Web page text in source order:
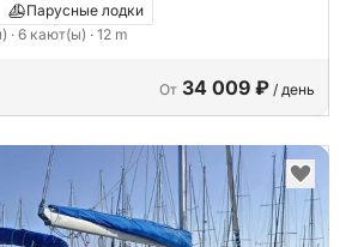
Парусные лодки
· 6 кают(ы) · 12 m
От 34 009 ₽ / день